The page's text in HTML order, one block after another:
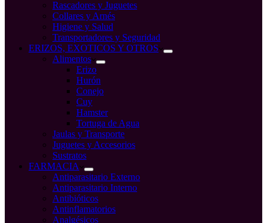
Rascadores y Juguetes
Collares y Arnés
Higiene y Salud
Transportadores y Seguridad
ERIZOS, EXOTICOS Y OTROS
Alimentos
Erizo
Hurón
Conejo
Cuy
Hamster
Tortuga de Agua
Jaulas y Transporte
Juguetes y Accesorios
Sustratos
FARMACIA
Antiparasitario Externo
Antiparasitario Interno
Antibióticos
Antinflamatorios
Analgésicos